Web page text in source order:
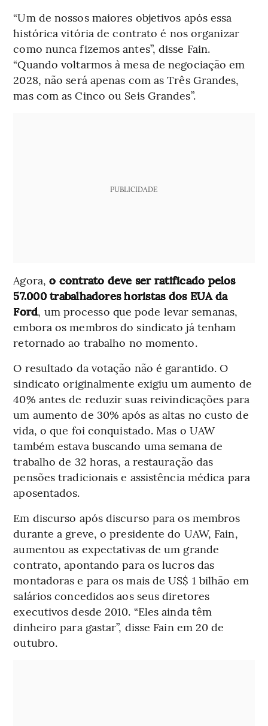
“Um de nossos maiores objetivos após essa
histórica vitória de contrato é nos organizar
como nunca fizemos antes”, disse Fain.
“Quando voltarmos à mesa de negociação em
2028, não será apenas com as Três Grandes,
mas com as Cinco ou Seis Grandes”.
PUBLICIDADE
Agora,o contrato deve ser ratificado pelos
57.000 trabalhadores horistas dos EUA da
Ford, um processo que pode levar semanas,
embora os membros do sindicato já tenham
retornado ao trabalho no momento.
O resultado da votação não é garantido. O
sindicato originalmente exigiu um aumento de
40% antes de reduzir suas reivindicações para
um aumento de 30% após as altas no custo de
vida, o que foi conquistado. Mas o UAW
também estava buscando uma semana de
trabalho de 32 horas, a restauração das
pensões tradicionais e assistência médica para
aposentados.
Em discurso após discurso para os membros
durante a greve, o presidente do UAW, Fain,
aumentou as expectativas de um grande
contrato, apontando para os lucros das
montadoras e para os mais de US$ 1 bilhão em
salários concedidos aos seus diretores
executivos desde 2010. “Eles ainda têm
dinheiro para gastar”, disse Fain em 20 de
outubro.